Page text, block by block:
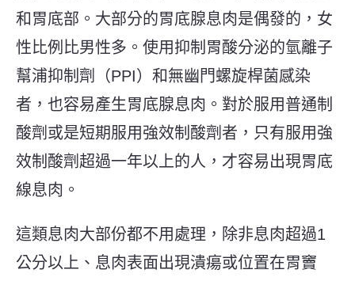
和胃底部。大部分的胃底腺息肉是偶發的，女
性比例比男性多。使用抑制胃酸分泌的氫離子
幫浦抑制劑（PPI）和無幽門螺旋桿菌感染
者，也容易產生胃底腺息肉。對於服用普通制
酸劑或是短期服用強效制酸劑者，只有服用強
效制酸劑超過一年以上的人，才容易出現胃底
線息肉。
這類息肉大部份都不用處理，除非息肉超過1
公分以上、息肉表面出現潰瘍或位置在胃竇